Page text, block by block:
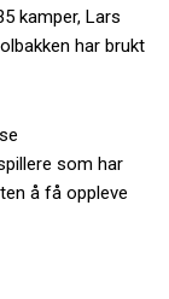
kamper, Lars
har brukt
som har
å få oppleve